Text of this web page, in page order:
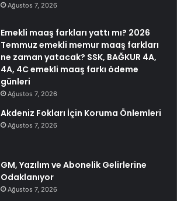
Ağustos 7, 2026
Emekli maaş farkları yattı mı? 2026
Temmuz emekli memur maaş farkları
ne zaman yatacak? SSK, BAĞKUR 4A,
4A, 4C emekli maaş farkı ödeme
günleri
Ağustos 7, 2026
Akdeniz Fokları İçin Koruma Önlemleri
Ağustos 7, 2026
GM, Yazılım ve Abonelik Gelirlerine
Odaklanıyor
Ağustos 7, 2026